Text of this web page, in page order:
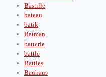
Bastille
bateau
batik
Batman
batterie
battle
Battles
Bauhaus